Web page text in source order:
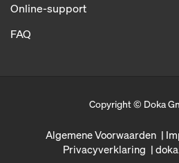
Online-support
FAQ
Copyright © Doka
Algemene Voorwaarden
Privacyverklaring